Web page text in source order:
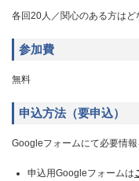
各回20人／関心のある方はど
参加費
無料
申込方法（要申込）
Googleフォームにて必要情
申込用Googleフォームは